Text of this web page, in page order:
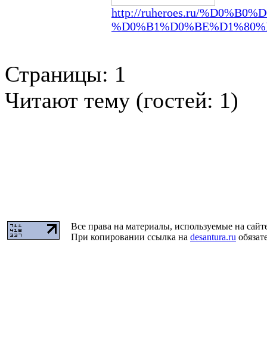
http://ruheroes.ru/
Страницы: 1
Читают тему (гостей: 1)
Все права на материалы, используемые на
При копировании ссылка на desantura.ru